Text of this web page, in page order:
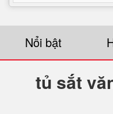
Nổi bật
tủ sắt